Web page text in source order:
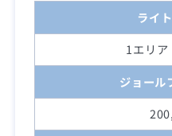
ライ
1エリ
ジョール